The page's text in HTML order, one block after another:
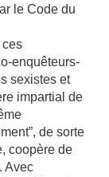
le Code du
ces
enquêteurs-
sexistes et
impartial de
de sorte
coopère de
Avec